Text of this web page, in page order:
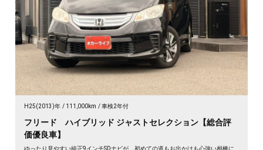
H25(2013)年 111,000km 車検2年付
フリード ハイブリッド ジャストセレクション【総合評
価優良車】
ゆったり見やすい純正9インチSDナビが、初めての道もお出かけも心強い相棒に